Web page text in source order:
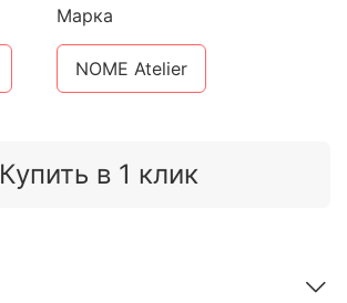
Купить в 1 клик
Марка
NOME Atelier